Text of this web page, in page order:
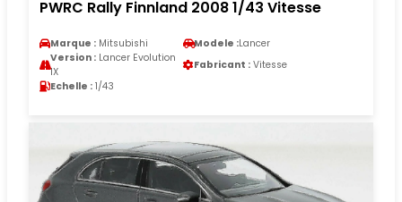
PWRC Rally Finnland 2008 1/43 Vitesse
Marque : Mitsubishi Modele :Lancer
Version : Lancer Evolution
IX
Fabricant : Vitesse
Echelle : 1/43